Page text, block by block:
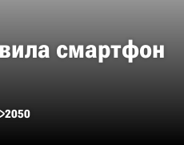
смартфон
2050